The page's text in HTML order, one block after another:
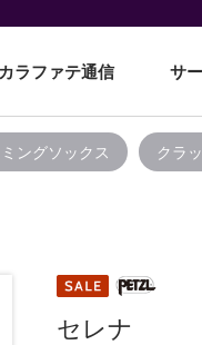
カラファテ通信 サ
ングソックス クラ
セレナ